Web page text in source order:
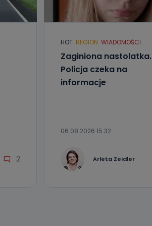
Wolności
od
żądania
od
2
HOT REGION WIADOMOŚCI
Zaginiona nastolatka.
Policja czeka na
informacje
06.08.2026 15:32
Arleta Zeidler